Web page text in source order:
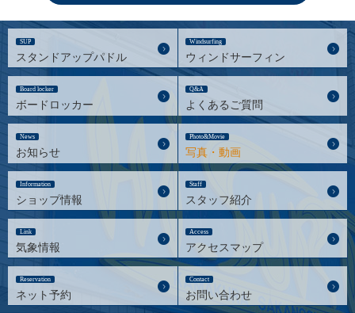
SUP
スタンドアップパドル
Windsurfing
ウィンドサーフィン
Board locker
ボードロッカー
Q&A
よくあるご質問
News
お知らせ
Photo&Movie
写真・動画
Information
ショップ情報
Staff
スタッフ紹介
Link
気象情報
Access
アクセスマップ
Reservation
ネット予約
Contact
お問い合わせ